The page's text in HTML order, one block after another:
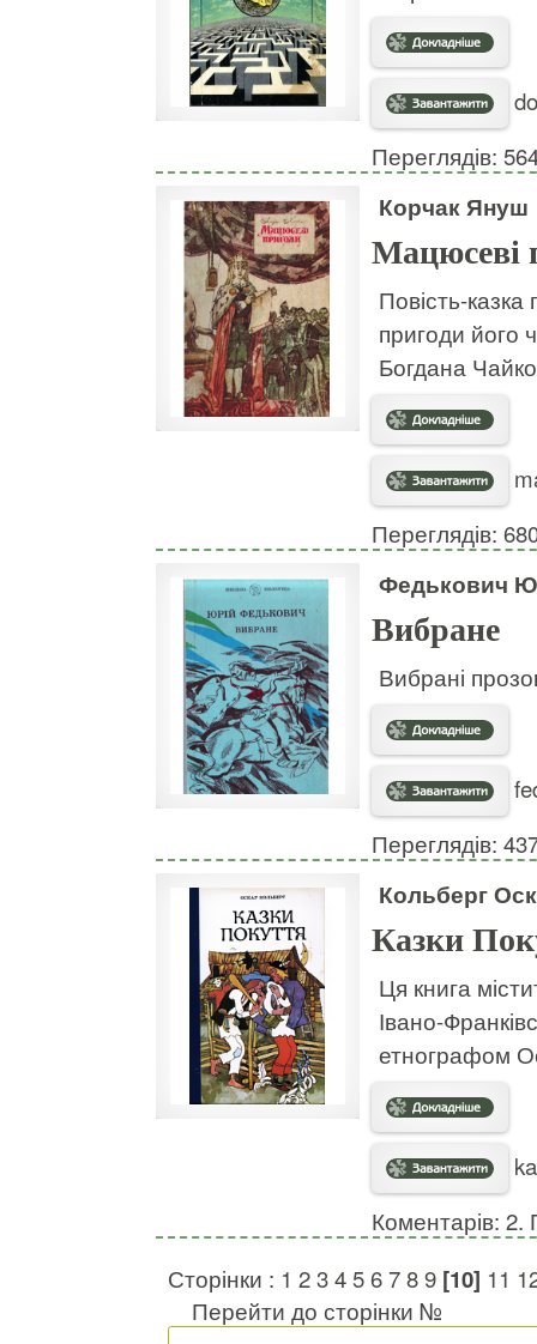
Переглядів:
Корчак Януш
Мацюсеві
Повість-
пригоди його
Богдана
Переглядів:
Федькович
Вибране
Вибрані
Переглядів:
Кольберг
Казки
Ця книга
Івано-
етнографом
Коментарів: 2.
Сторінки : 1 23456789 [10] 11
Перейти до сторінки №